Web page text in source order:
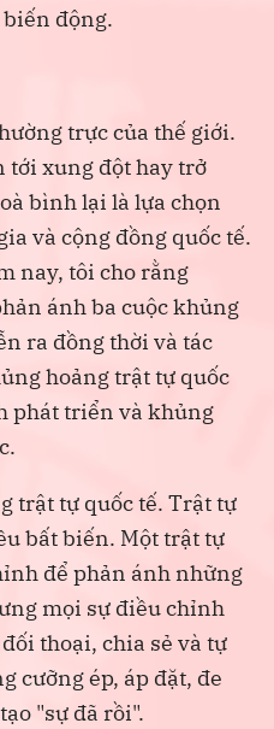
động.
trực của thế giới.
tới xung đột hay trở
bình lại là lựa chọn
và cộng đồng quốc tế.
nay, tôi cho rằng
ánh ba cuộc khủng
ra đồng thời và tác
hoảng trật tự quốc
phát triển và khủng
trật tự quốc tế. Trật tự
bất biến. Một trật tự
để phản ánh những
mọi sự điều chỉnh
thoại, chia sẻ và tự
cưỡng ép, áp đặt, đe
"sự đã rồi".